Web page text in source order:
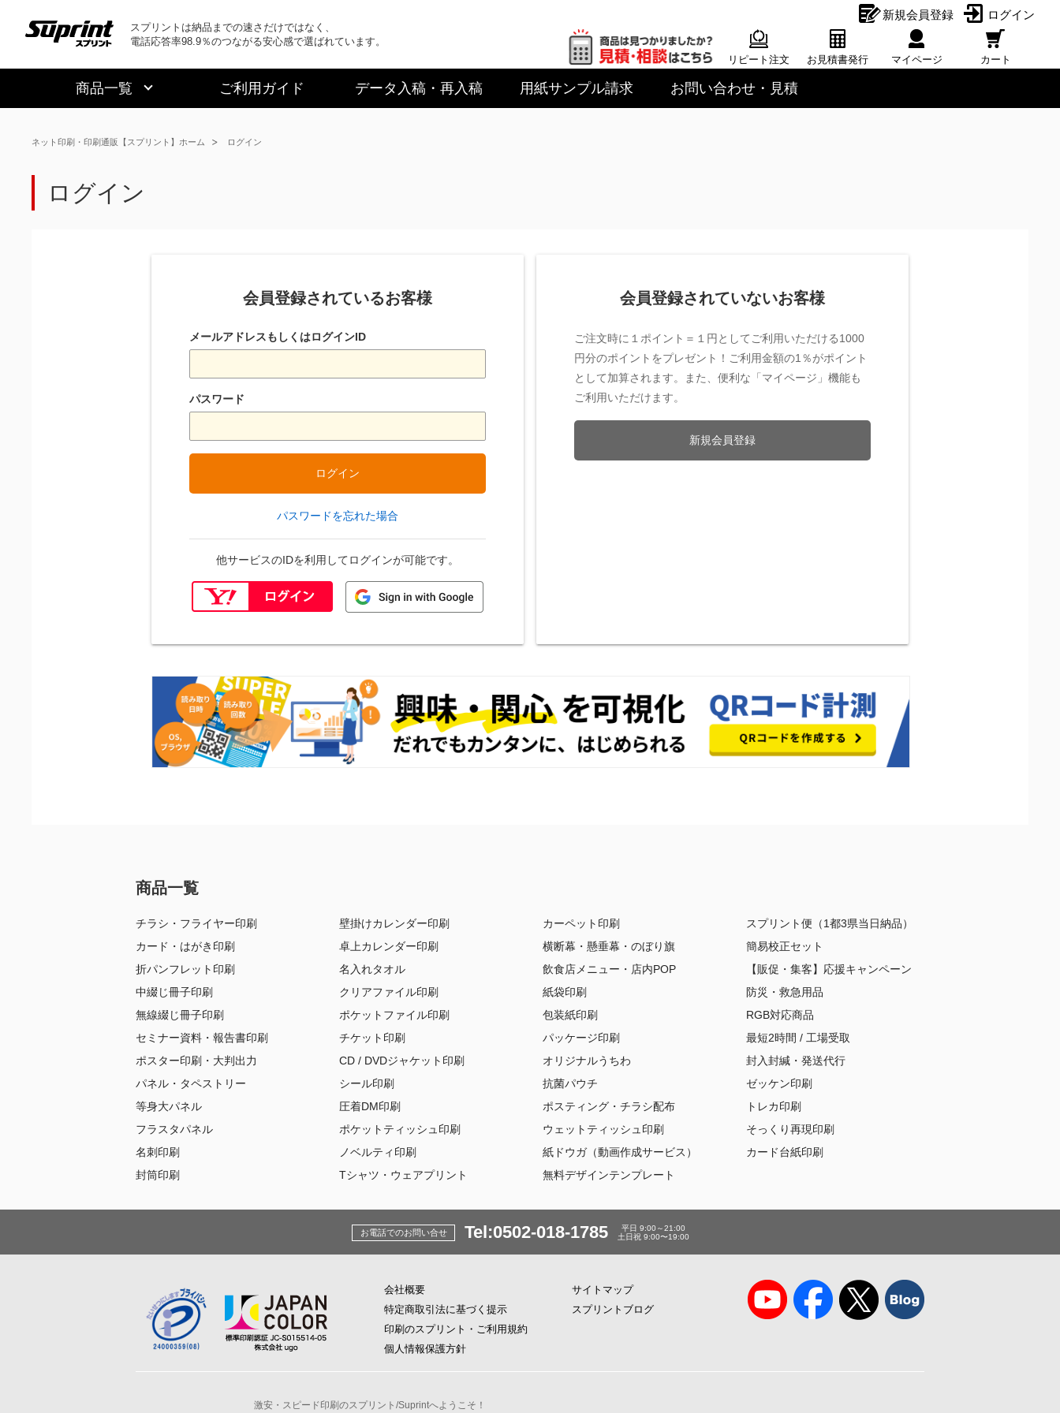
新規会員登録 ログイン
スプリントは納品までの速さだけではなく、
電話応答率98.9％のつながる安心感で選ばれています。
リピート注文
お見積書発行 マイページ カート
商品一覧 ご利用ガイド データ入稿 ・再入稿 用紙サンプル請求 お問い合わせ・見積
ネット印刷・印刷通販【スプリント】ホーム ログイン
ログイン
会員登録されているお客様
メールアドレスもしくはログインID
パスワード
ログイン
パスワードを忘れた場合
他サービスのIDを利用してログインが可能です。
会員登録されていないお客様
ご注文時に１ポイント＝１円としてご利用いただける1000
円分のポイントをプレゼント！ご利用金額の1％がポイント
として加算されます。また、便利な「マイページ」機能も
ご利用いただけます。
新規会員登録
商品一覧
チラシ・フライヤー印刷
カード・はがき印刷
折パンフレット印刷
中綴じ冊子印刷
無線綴じ冊子印刷
セミナー資料・報告書印刷
ポスター印刷・大判出力
パネル・タペストリー
等身大パネル
フラスタパネル
名刺印刷
封筒印刷
壁掛けカレンダー印刷
卓上カレンダー印刷
名入れタオル
クリアファイル印刷
ポケットファイル印刷
チケット印刷
CD / DVDジャケット印刷
シール印刷
圧着DM印刷
ポケットティッシュ印刷
ノベルティ印刷
Tシャツ・ウェアプリント
カーペット印刷
横断幕・懸垂幕・のぼり旗
飲食店メニュー・店内POP
紙袋印刷
包装紙印刷
パッケージ印刷
オリジナルうちわ
抗菌パウチ
ポスティング・チラシ配布
ウェットティッシュ印刷
紙ドウガ（動画作成サービス）
無料デザインテンプレート
スプリント便（1都3県当日納品）
簡易校正セット
【販促・集客】応援キャンペーン
防災・救急用品
RGB対応商品
最短2時間 / 工場受取
封入封緘・発送代行
ゼッケン印刷
トレカ印刷
そっくり再現印刷
カード台紙印刷
お電話でのお問い合せ Tel:0502-018-1785
平日 9:00～21:00
土日祝 9:00〜19:00
会社概要
特定商取引法に基づく提示
印刷のスプリント・ご利用規約
個人情報保護方針
サイトマップ
スプリントブログ
激安・スピード印刷のスプリント/Suprintへようこそ！